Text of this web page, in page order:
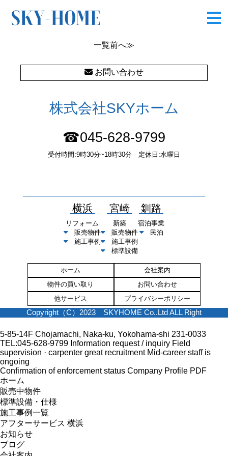
OLYMPUS DIGITAL CAMERA
一覧前へ≫
お問い合わせ
株式会社SKYホーム
☎045-628-9799
受付時間:9時30分~18時30分 定休日:水曜日
横浜
リフォーム
販売物件
施工事例
宮崎
新築
販売物件
施工事例
標準設備
釧路
宿泊事業
民泊
ホーム
会社案内
物件の買い取り
お問い合わせ
他サービス
プライバシーポリシー
Copyright（C）2023 SKYHOME Co..Ltd ALL Right
5-85-14F Chojamachi, Naka-ku, Yokohama-shi 231-0033
TEL:045-628-9799 Information request / inquiry Field
supervision · carpenter great recruitment Mid-career staff is
ongoing
Confirmation of enforcement status Company Profile PDF
ホーム
販売中物件
標準設備・仕様
施工事例一覧
アフターサービス 横浜
お知らせ
ブログ